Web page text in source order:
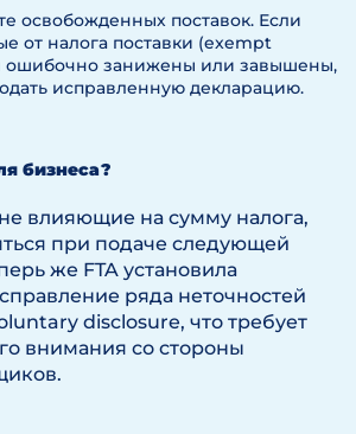
освобожденных поставок. Если
от налога поставки (exempt
ошибочно занижены или завышены,
исправленную декларацию.
бизнеса?
влияющие на сумму налога,
при подаче следующей
же FTA установила
ряда неточностей
disclosure, что требует
внимания со стороны